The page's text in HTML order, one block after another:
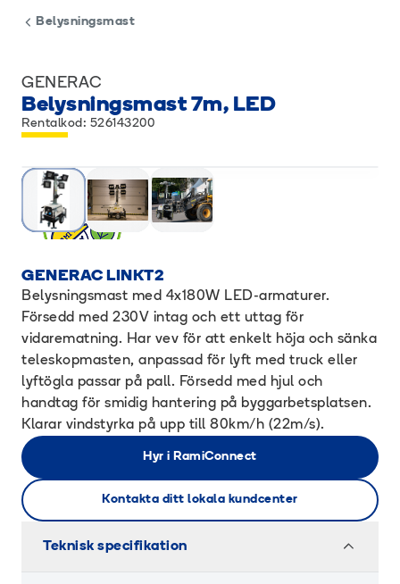
Belysningsmast
GENERAC
Belysningsmast 7m, LED
Rentalkod: 526143200
GENERAC LINKT2
Belysningsmast med 4x180W LED-armaturer.
Försedd med 230V intag och ett uttag för
vidarematning. Har vev för att enkelt höja och sänka
teleskopmasten, anpassad för lyft med truck eller
lyftögla passar på pall. Försedd med hjul och
handtag för smidig hantering på byggarbetsplatsen.
Klarar vindstyrka på upp till 80km/h (22m/s).
Hyr i RamiConnect
Kontakta ditt lokala kundcenter
Teknisk specifikation